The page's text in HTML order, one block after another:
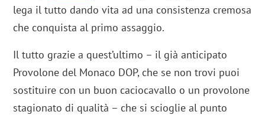
lega il tutto dando vita ad una consistenza cremosa
che conquista al primo assaggio.
Il tutto grazie a quest’ultimo – il già anticipato
Provolone del Monaco DOP, che se non trovi puoi
sostituire con un buon caciocavallo o un provolone
stagionato di qualità – che si scioglie al punto